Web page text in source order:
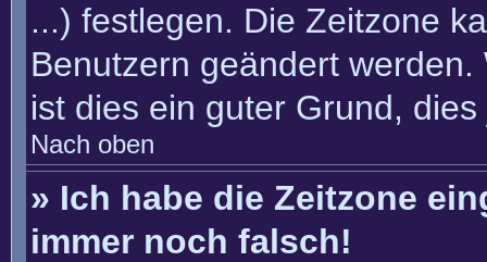
...) festlegen. Die Zeitzone
Benutzern geändert
ist dies ein guter Grund,
Nach oben
» Ich habe die Zeitzone
immer noch falsch!